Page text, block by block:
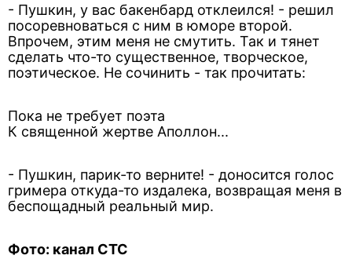
- Пушкин, у вас бакенбард отклеился! - решил
посоревноваться с ним в юморе второй.
Впрочем, этим меня не смутить. Так и тянет
сделать что-то существенное, творческое,
поэтическое. Не сочинить - так прочитать:
Пока не требует поэта
К священной жертве Аполлон...
- Пушкин, парик-то верните! - доносится голос
гримера откуда-то издалека, возвращая меня в
беспощадный реальный мир.
Фото: канал СТС